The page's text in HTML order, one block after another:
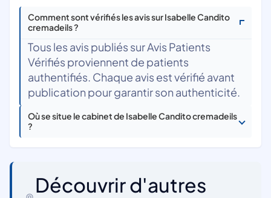
Comment sont vérifiés les avis sur Isabelle Candito
cremadeils ?
Tous les avis publiés sur Avis Patients
Vérifiés proviennent de patients
authentifiés. Chaque avis est vérifié avant
publication pour garantir son authenticité.
Où se situe le cabinet de Isabelle Candito cremadeils
?
Découvrir d'autres